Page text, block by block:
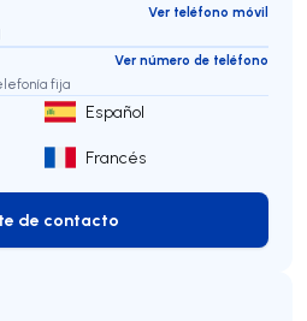
Ver teléfono móvil
Ver número de teléfono
fija
Español
Francés
Agente de contacto
de contacto